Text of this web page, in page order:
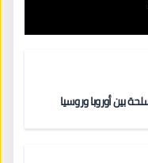
بين أوروبا وروسيا